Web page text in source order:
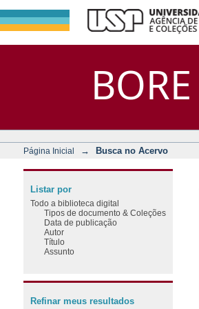
BORE
Página Inicial → Busca no Acervo
Listar por
Todo a biblioteca digital
Tipos de documento & Coleções
Data de publicação
Autor
Título
Assunto
Refinar meus resultados